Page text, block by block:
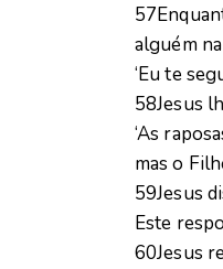
alguém
‘Eu te
58Jesus
‘As
mas o
59Jesus
Este
60Jesus